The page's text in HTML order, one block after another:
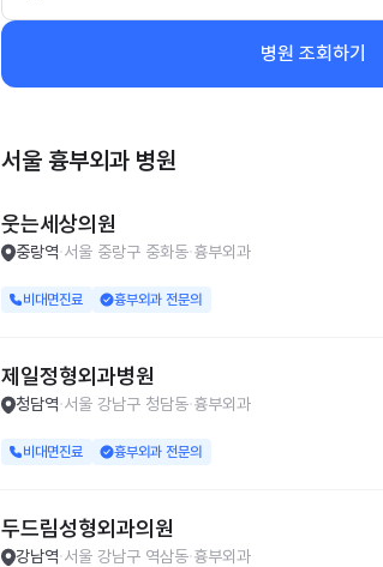
병원 조회하기
서울 흉부외과 병원
웃는세상의원
중랑역 서울 중랑구 중화동 흉부외과
비대면진료 흉부외과 전문의
제일정형외과병원
청담역 서울 강남구 청담동 흉부외과
비대면진료 흉부외과 전문의
두드림성형외과의원
강남역 서울 강남구 역삼동 흉부외과